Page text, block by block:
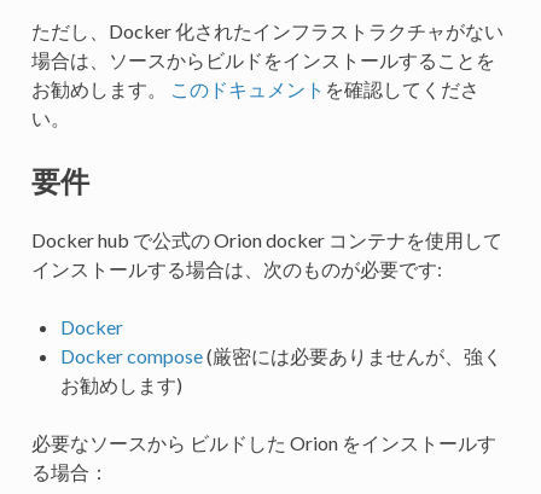
ただし、Docker 化されたインフラストラクチャがない
場合は、ソースからビルドをインストールすることを
お勧めします。
このドキュメント を確認してくださ
い。
要件
Docker hub で公式の Orion docker コンテナを使用して
インストールする場合は、次のものが必要です:
Docker
Docker compose(厳密には必要ありませんが、強く
お勧めします)
必要なソースから ビルドした Orion をインストールす
る場合：